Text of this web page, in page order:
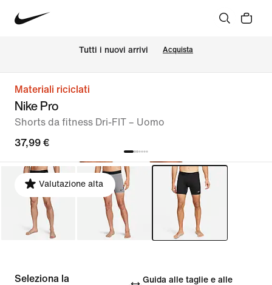
Tutti i nuovi arrivi Acquista
Materiali riciclati
Nike Pro
Shorts da fitness Dri-FIT – Uomo
37,99 €
Valutazione alta
Seleziona la
Guida alle taglie e alle